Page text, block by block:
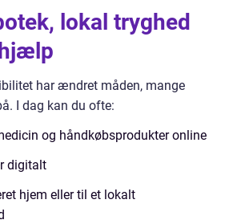
lokal tryghed
har ændret måden, mange
I dag kan du ofte:
og håndkøbsprodukter online
digitalt
hjem eller til et lokalt